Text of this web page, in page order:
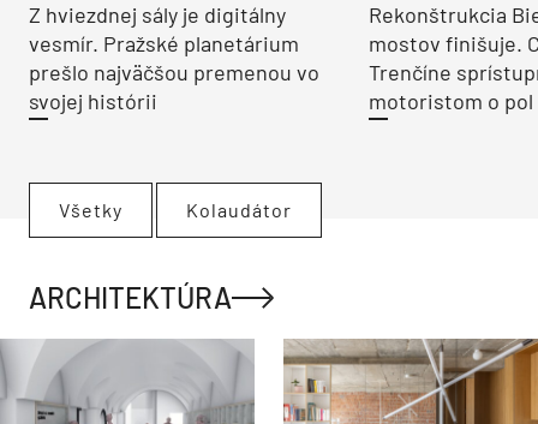
Z hviezdnej sály je digitálny
vesmír. Pražské planetárium
prešlo najväčšou premenou vo
svojej histórii
Rekonštrukcia
mostov finišuje.
Trenčíne
motoristom o pol
Všetky Kolaudátor
ARCHITEKTÚRA